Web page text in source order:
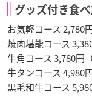
グッズ付き食
お気軽コース 2,780
焼肉堪能コース
牛角コース 3,780円
牛タンコース 4,980
黒毛和牛コース